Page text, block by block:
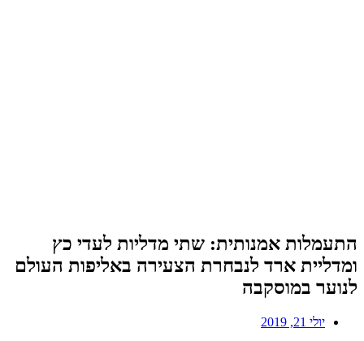
התעמלות אמנותית: שתי מדליות לעדי כץ
ומדליית ארד לנבחרת הצעירה באליפות העולם
לנוער במוסקבה
יולי 21, 2019